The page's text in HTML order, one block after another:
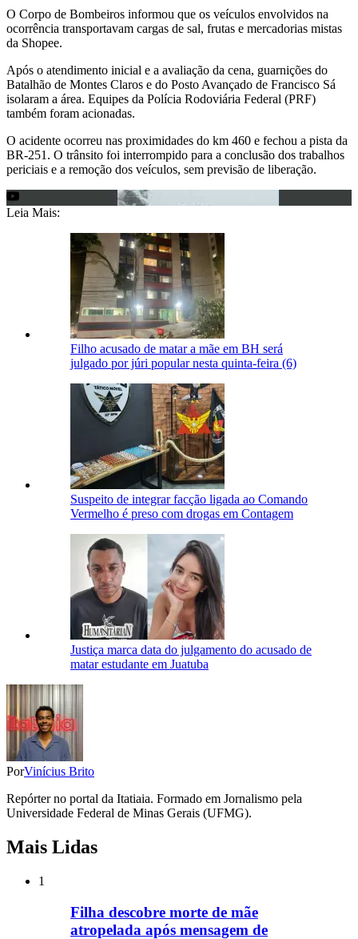
O Corpo de Bombeiros informou que os veículos envolvidos na
ocorrência transportavam cargas de sal, frutas e mercadorias mistas
da Shopee.
Após o atendimento inicial e a avaliação da cena, guarnições do
Batalhão de Montes Claros e do Posto Avançado de Francisco Sá
isolaram a área. Equipes da Polícia Rodoviária Federal (PRF)
também foram acionadas.
O acidente ocorreu nas proximidades do km 460 e fechou a pista da
BR-251. O trânsito foi interrompido para a conclusão dos trabalhos
periciais e a remoção dos veículos, sem previsão de liberação.
Leia Mais:
Filho acusado de matar a mãe em BH será
julgado por júri popular nesta quinta-feira (6)
Suspeito de integrar facção ligada ao Comando
Vermelho é preso com drogas em Contagem
Justiça marca data do julgamento do acusado de
matar estudante em Juatuba
PorVinícius Brito
Repórter no portal da Itatiaia. Formado em Jornalismo pela
Universidade Federal de Minas Gerais (UFMG).
Mais Lidas
1
Filha descobre morte de mãe
atropelada após mensagem de